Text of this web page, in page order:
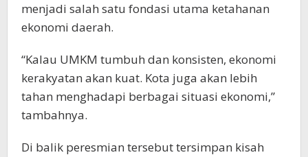
menjadi salah satu fondasi utama ketahanan
ekonomi daerah.
“Kalau UMKM tumbuh dan konsisten, ekonomi
kerakyatan akan kuat. Kota juga akan lebih
tahan menghadapi berbagai situasi ekonomi,”
tambahnya.
Di balik peresmian tersebut tersimpan kisah